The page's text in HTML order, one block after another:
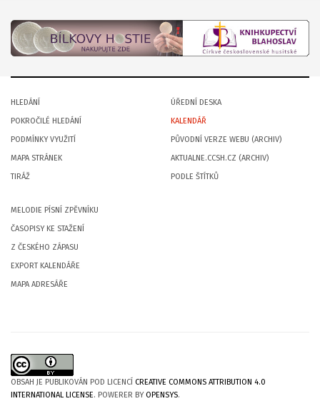
HLEDÁNÍ
POKROČILÉ HLEDÁNÍ
PODMÍNKY VYUŽITÍ
MAPA STRÁNEK
TIRÁŽ
ÚŘEDNÍ DESKA
KALENDÁŘ
PŮVODNÍ VERZE WEBU (ARCHIV)
AKTUALNE.CCSH.CZ (ARCHIV)
PODLE ŠTÍTKŮ
MELODIE PÍSNÍ ZPĚVNÍKU
ČASOPISY KE STAŽENÍ
Z ČESKÉHO ZÁPASU
EXPORT KALENDÁŘE
MAPA ADRESÁŘE
OBSAH JE PUBLIKOVÁN POD LICENCÍ CREATIVE COMMONS ATTRIBUTION 4.0
INTERNATIONAL LICENSE. POWERER BYOPENSYS.